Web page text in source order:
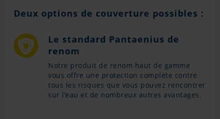
Deux options de couverture possibles :
Le standard Pantaenius de
renom
Notre produit de renom haut de gamme
vous offre une protection complète contre
tous les risques que vous pouvez rencontrer
sur l’eau et de nombreux autres avantages.